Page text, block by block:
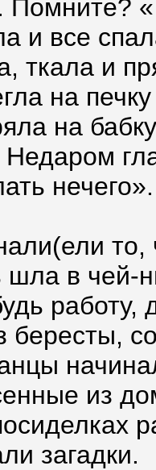
Помните?
и все
ткала и
на
на
то,
в чей-
бересты,
из
загадки.